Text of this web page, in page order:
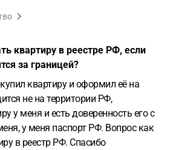
квартиру в реестре РФ, если
за границей?
квартиру и оформил её на
не на территории РФ,
у меня и есть доверенность его с
у меня паспорт РФ. Вопрос как
в реестр РФ. Спасибо